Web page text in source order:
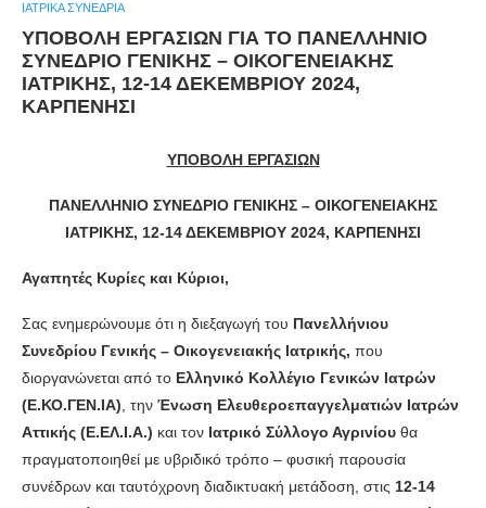
ΙΑΤΡΙΚΆ ΣΥΝΈΔΡΙΑ
ΥΠΟΒΟΛΗ ΕΡΓΑΣΙΩΝ ΓΙΑ ΤΟ ΠΑΝΕΛΛΗΝΙΟ
ΣΥΝΕΔΡΙΟ ΓΕΝΙΚΗΣ – ΟΙΚΟΓΕΝΕΙΑΚΗΣ
ΙΑΤΡΙΚΗΣ, 12-14 ΔΕΚΕΜΒΡΙΟΥ 2024,
ΚΑΡΠΕΝΗΣΙ
ΥΠΟΒΟΛΗ ΕΡΓΑΣΙΩΝ
ΠΑΝΕΛΛΗΝΙΟ ΣΥΝΕΔΡΙΟ ΓΕΝΙΚΗΣ – ΟΙΚΟΓΕΝΕΙΑΚΗΣ
ΙΑΤΡΙΚΗΣ, 12-14 ΔΕΚΕΜΒΡΙΟΥ 2024, ΚΑΡΠΕΝΗΣΙ
Αγαπητές Κυρίες και Κύριοι,
Σας ενημερώνουμε ότι η διεξαγωγή του Πανελλήνιου
Συνεδρίου Γενικής – Οικογενειακής Ιατρικής, που
διοργανώνεται από το Ελληνικό Κολλέγιο Γενικών Ιατρών
(Ε.ΚΟ.ΓΕΝ.ΙΑ), την Ένωση Ελευθεροεπαγγελματιών Ιατρών
Αττικής (Ε.ΕΛ.Ι.Α.) και τον Ιατρικό Σύλλογο Αγρινίου θα
πραγματοποιηθεί με υβριδικό τρόπο – φυσική παρουσία
συνέδρων και ταυτόχρονη διαδικτυακή μετάδοση, στις 12-14